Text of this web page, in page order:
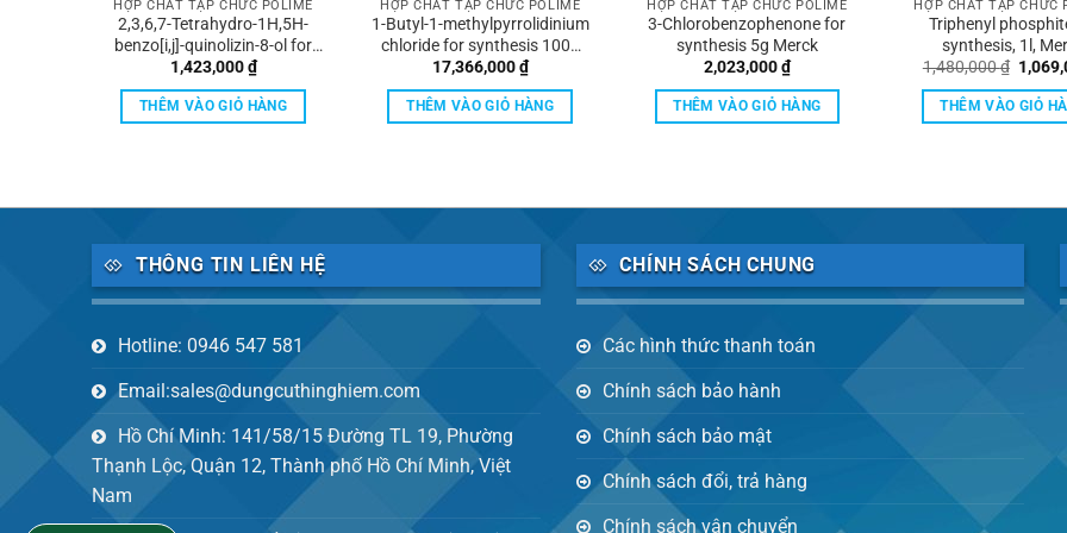
HỢP CHẤT TẠP CHỨC POLIME
2,3,6,7-Tetrahydro-1H,5H-
benzo[i,j]-quinolizin-8-ol for
synthesis 1g Merck
1,423,000₫
THÊM VÀO GIỎ HÀNG
HỢP CHẤT TẠP CHỨC POLIME
1-Butyl-1-methylpyrrolidinium
chloride for synthesis 100g
Merck
17,366,000₫
THÊM VÀO GIỎ HÀNG
HỢP CHẤT TẠP CHỨC POLIME
3-Chlorobenzophenone for
synthesis 5g Merck
2,023,000₫
THÊM VÀO GIỎ HÀNG
HỢP CHẤT TẠP CHỨC
Triphenyl
synthesis, 1l,
1,480,000₫ Giá
là:
THÊM VÀO GIỎ
THÔNG TIN LIÊN HỆ
Hotline: 0946 547 581
Email:sales@dungcuthinghiem.com
Hồ Chí Minh: 141/58/15 Đường TL 19, Phường
Thạnh Lộc, Quận 12, Thành phố Hồ Chí Minh, Việt
Nam
CHÍNH SÁCH CHUNG
Các hình thức thanh toán
Chính sách bảo hành
Chính sách bảo mật
Chính sách đổi, trả hàng
Chính sách vận chuyển